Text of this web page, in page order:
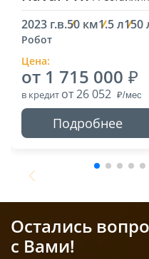
2023 г.в.50 км1.5 л150
Робот
Цена:
от 1 715 000
в кредит от 26 052
Подробнее
Остались
с Вами!